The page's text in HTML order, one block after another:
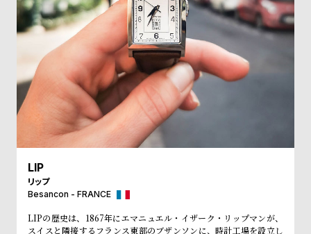
w
s
o
u
lh
LIP
リップ
Besancon - FRANCE
LIPの歴史は、1867年にエマニュエル・イザーク・リップマンが、
スイスと隣接するフランス東部のブザンソンに、時計工場を設立し